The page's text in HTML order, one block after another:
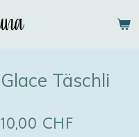
Glace Täschli
10,00 CHF